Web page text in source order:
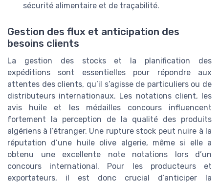
sécurité alimentaire et de traçabilité.
Gestion des flux et anticipation des
besoins clients
La gestion des stocks et la planification des
expéditions sont essentielles pour répondre aux
attentes des clients, qu’il s’agisse de particuliers ou de
distributeurs internationaux. Les notations client, les
avis huile et les médailles concours influencent
fortement la perception de la qualité des produits
algériens à l’étranger. Une rupture stock peut nuire à la
réputation d’une huile olive algerie, même si elle a
obtenu une excellente note notations lors d’un
concours international. Pour les producteurs et
exportateurs, il est donc crucial d’anticiper la